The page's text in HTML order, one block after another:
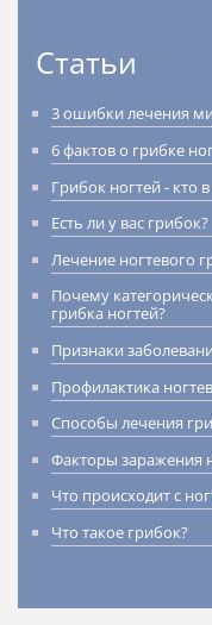
Статьи
3 ошибки лечения
6 фактов о грибке
Грибок ногтей - кто
Есть ли у вас грибок?
Лечение ногтевого
Почему
грибка ногтей?
Признаки
Профилактика
Способы лечения
Факторы заражения
Что происходит с
Что такое грибок?